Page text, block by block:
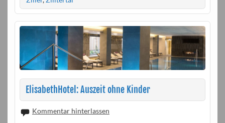
ElisabethHotel: Auszeit ohne Kinder
Kommentar hinterlassen